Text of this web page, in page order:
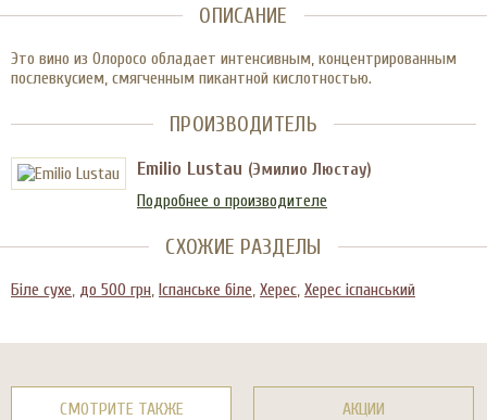
ОПИСАНИЕ
Это вино из Олоросо обладает интенсивным, концентрированным
послевкусием, смягченным пикантной кислотностью.
ПРОИЗВОДИТЕЛЬ
Emilio Lustau (Эмилио Люстау)
Подробнее о производителе
СХОЖИЕ РАЗДЕЛЫ
Біле сухе, до 500 грн, Іспанське біле, Херес, Херес іспанський
СМОТРИТЕ ТАКЖЕ АКЦИИ